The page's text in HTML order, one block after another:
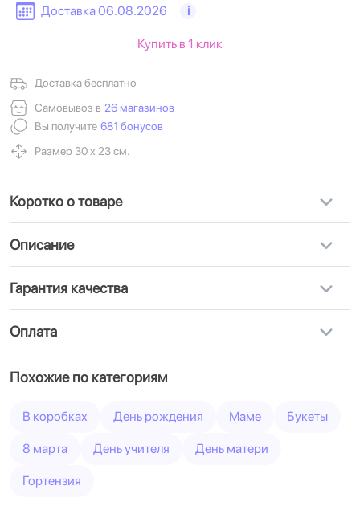
Доставка 06.08.2026 i
Доставка бесплатно
Самовывоз в 26 магазинов
Вы получите 681 бонусов
Размер 30 х 23 см.
Купить в 1 клик
Коротко о товаре
Описание
Гарантия качества
Оплата
Похожие по категориям
В коробках День рождения Маме Букеты
8 марта День учителя День матери
Гортензия